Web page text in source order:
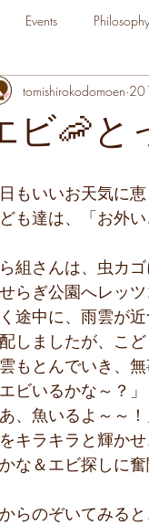
Events Philosophy
ビ🦐と
tomishirokodomoen
もいいお天気に恵
も達は、「お外
組さんは、虫カゴ
らぎ公園へレッツ
途中に、雨雲が
しましたが、こど
もとんでいき、
エビいるかな～？」
あ、魚いるよ～～！
キラキラと輝か
な＆エビ探しに奮
らのぞいてみると